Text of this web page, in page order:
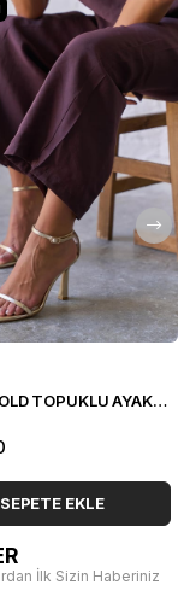
VİEGO GOLD TOPUKLU AYAKKABI
SEPETE EKLE
İlk Sizin Haberiniz